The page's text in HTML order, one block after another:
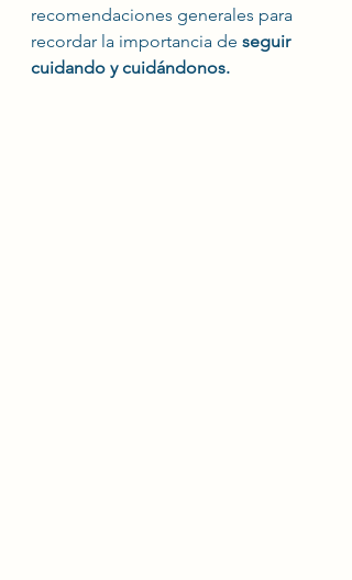
recomendaciones generales para
recordar la importancia de seguir
cuidando y cuidándonos.